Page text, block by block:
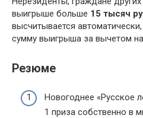
выигрыше больше 15 тысяч
высчитывается
сумму выигрыша за вычетом
Резюме
Новогоднее «Русское
1 приза собственно в